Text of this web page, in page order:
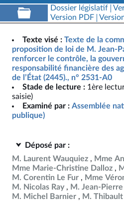
Dossier législatif
Version PDF
Texte visé : Texte de la
proposition de loi de M. Jean-
renforcer le contrôle, la
responsabilité financière des
de l’État (2445)., n° 2531-A0
Stade de lecture : 1ère
saisie)
Examiné par : Assemblée
publique)
Déposé par :
M. Laurent Wauquiez
Mme
Mme Marie-Christine Dalloz
M. Corentin Le Fur
Mme
M. Nicolas Ray
M. Jean-
M. Michel Barnier
M. Thibault